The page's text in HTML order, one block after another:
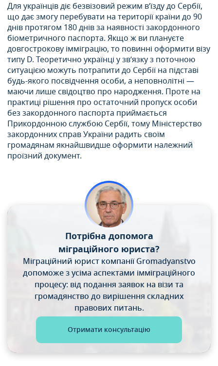
Для українців діє безвізовий режим в’їзду до Сербії,
що дає змогу перебувати на території країни до 90
днів протягом 180 днів за наявності закордонного
біометричного паспорта. Якщо ж ви плануєте
довгострокову імміграцію, то повинні оформити візу
типу D. Теоретично українці у зв’язку з поточною
ситуацією можуть потрапити до Сербії на підставі
будь-якого посвідчення особи, а неповнолітні —
маючи лише свідоцтво про народження. Проте на
практиці рішення про остаточний пропуск особи
без закордонного паспорта приймається
Прикордонною службою Сербії, тому Міністерство
закордонних справ України радить своїм
громадянам якнайшвидше оформити належний
проїзний документ.
Потрібна допомога
міграційного юриста?
Міграційний юрист компанії Gromadyanstvo
допоможез усіма аспектами імміграційного
процесу: від подання заявок на візи та
громадянство до вирішення складних
правових питань.
Отримати консультацію